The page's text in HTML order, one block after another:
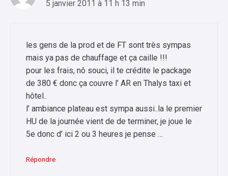
5 janvier 2011 à 11 h 13 min
les gens de la prod et de FT sont très sympas
mais ya pas de chauffage et ça caille !!!
pour les frais, nô souci, il te crédite le package
de 380 € donc ça couvre l’ AR en Thalys taxi et
hôtel..
l’ ambiance plateau est sympa aussi..la le premier
HU de la journée vient de de terminer, je joue le
5e donc d’ ici 2 ou 3 heures je pense …
Répondre